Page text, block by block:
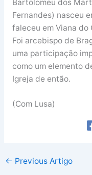
Bartolomeu dos
Fernandes) nasceu
faleceu em Viana do
Foi arcebispo de
uma participação
como um elemento
Igreja de então.
(Com Lusa)
← Previous Artigo